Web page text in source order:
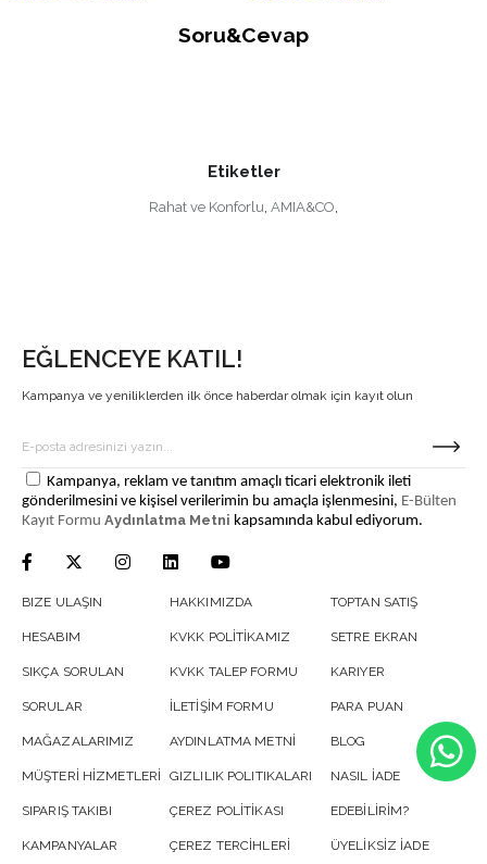
Soru&Cevap
Etiketler
Rahat ve Konforlu, AMIA&CO,
EĞLENCEYE KATIL!
Kampanya ve yeniliklerden ilk önce haberdar olmak için kayıt olun
Kampanya, reklam ve tanıtım amaçlı ticari elektronik ileti
gönderilmesini ve kişisel verilerimin bu amaçla işlenmesini, E-Bülten
Kayıt Formu Aydınlatma Metni kapsamında kabul ediyorum.
BIZE ULAŞIN
HESABIM
SIKÇA SORULAN
SORULAR
MAĞAZALARIMIZ
MÜŞTERİ HİZMETLERİ
SIPARIŞ TAKIBI
KAMPANYALAR
HAKKIMIZDA
KVKK POLİTİKAMIZ
KVKK TALEP FORMU
İLETİŞİM FORMU
AYDINLATMA METNİ
GIZLILIK POLITIKALARI
ÇEREZ POLİTİKASI
ÇEREZ TERCİHLERİ
TOPTAN SATIŞ
SETRE EKRAN
KARIYER
PARA PUAN
BLOG
NASIL İADE
EDEBİLİRİM?
ÜYELİKSİZ İADE